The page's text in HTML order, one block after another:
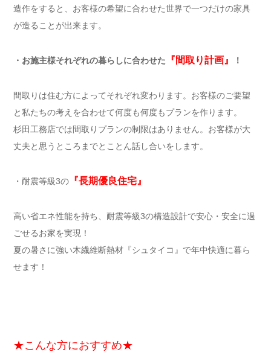
造作をすると、お客様の希望に合わせた世界で一つだけの家具
が造ることが出来ます。
・お施主様それぞれの暮らしに合わせた 『間取り計画』 ！
間取りは住む方によってそれぞれ変わります。お客様のご要望
と私たちの考えを合わせて何度も何度もプランを作ります。
杉田工務店では間取りプランの制限はありません。お客様が大
丈夫と思うところまでとことん話し合いをします。
・耐震等級3の 『長期優良住宅』
高い省エネ性能を持ち、耐震等級3の構造設計で安心・安全に過
ごせるお家を実現！
夏の暑さに強い木繊維断熱材『シュタイコ』で年中快適に暮ら
せます！
★こんな方におすすめ★